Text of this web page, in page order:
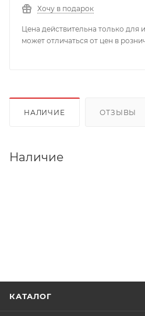
Хочу в подарок
Цена действительна только для
может отличаться от цен в
НАЛИЧИЕ ОТЗЫВЫ
Наличие
КАТАЛОГ